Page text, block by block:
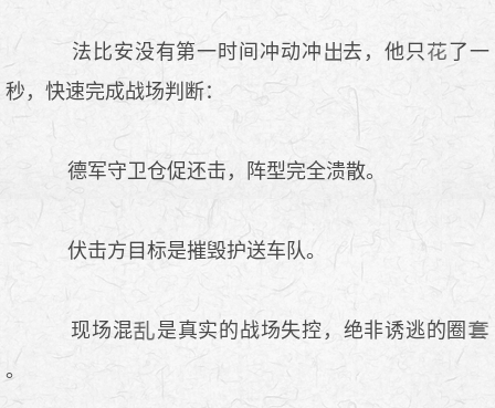
法比安没有第一时间冲动冲 去，他只
了一
秒，快速完成战场判断：
德军守卫仓促还击，阵型完全溃散。
伏击方目标是摧毁护送车队。
现场混
是真实的战场失控，绝非诱逃的圈
。